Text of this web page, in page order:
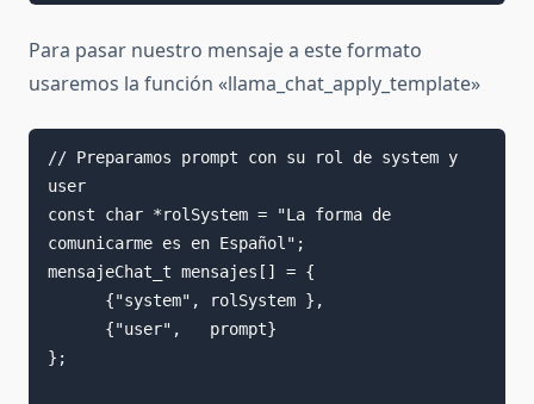
Para pasar nuestro mensaje a este formato
usaremos la función «llama_chat_apply_template»
// Preparamos prompt con su rol de system y
user
const char *rolSystem = "La forma de
comunicarme es en Español";
mensajeChat_t mensajes[] = {
};